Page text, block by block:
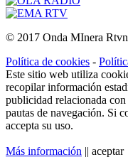
Ensayo solidario
© 2017 Onda MInera
Política de cookies -
Este sitio web utiliza
recopilar información
publicidad relacionada con
pautas de navegación. Si
accepta su uso.
Más información || aceptar